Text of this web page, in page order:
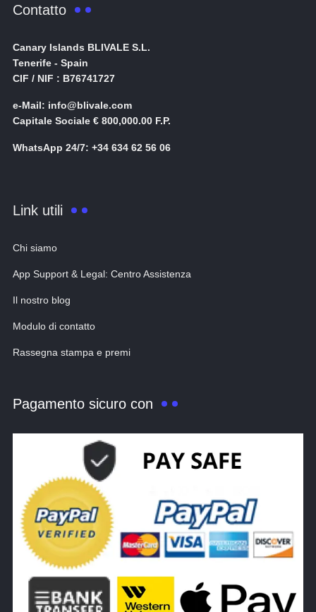
Contatto
Canary Islands BLIVALE S.L.
Tenerife - Spain
CIF / NIF : B76741727
e-Mail: info@blivale.com
Capitale Sociale € 800,000.00 F.P.
WhatsApp 24/7: +34 634 62 56 06
Link utili
Chi siamo
App Support & Legal: Centro Assistenza
Il nostro blog
Modulo di contatto
Rassegna stampa e premi
Pagamento sicuro con